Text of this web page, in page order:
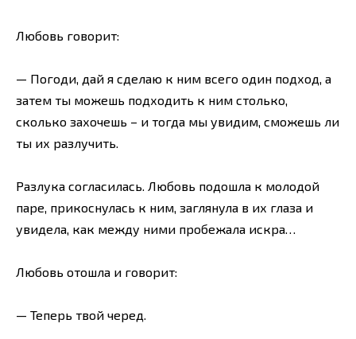
Любовь говорит:
— Погоди, дай я сделаю к ним всего один подход, а
затем ты можешь подходить к ним столько,
сколько захочешь – и тогда мы увидим, сможешь ли
ты их разлучить.
Разлука согласилась. Любовь подошла к молодой
паре, прикоснулась к ним, заглянула в их глаза и
увидела, как между ними пробежала искра…
Любовь отошла и говорит:
— Теперь твой черед.